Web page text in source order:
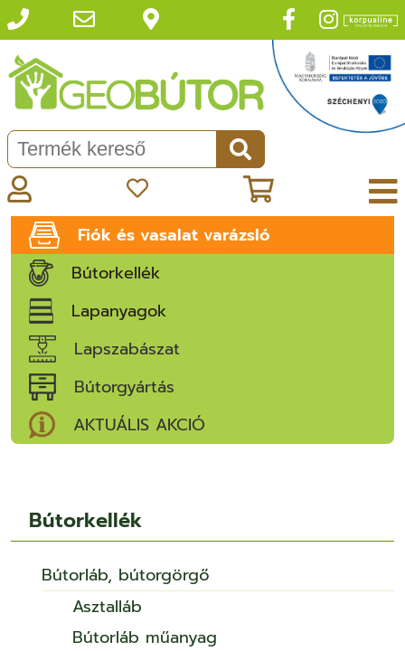
Fiók és vasalat varázsló
Bútorkellék
Lapanyagok
Lapszabászat
Bútorgyártás
AKTUÁLIS AKCIÓ
Bútorkellék
Bútorláb, bútorgörgő
Asztalláb
Bútorláb műanyag